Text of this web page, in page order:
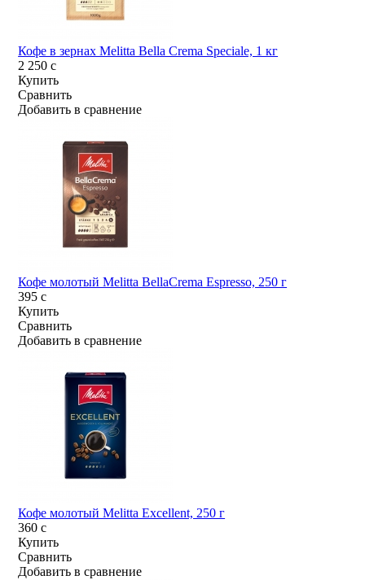
Кофе в зернах Melitta Bella Crema Speciale, 1 кг
2 250c
Купить
Сравнить
Добавить в сравнение
Кофе молотый Melitta BellaCrema Espresso, 250 г
395c
Купить
Сравнить
Добавить в сравнение
Кофе молотый Melitta Excellent, 250 г
360c
Купить
Сравнить
Добавить в сравнение